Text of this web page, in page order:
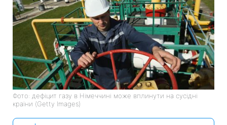
Фото: дефіцит газу в Німеччині може вплинути на сусідні
країни (Getty Images)